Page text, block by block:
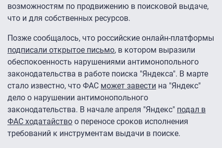
возможностям по продвижению в поисковой выдаче,
что и для собственных ресурсов.
Позже сообщалось, что российские онлайн-платформы
подписали открытое письмо, в котором выразили
обеспокоенность нарушениями антимонопольного
законодательства в работе поиска "Яндекса". В марте
стало известно, что ФАС может завести на "Яндекс"
дело о нарушении антимонопольного
законодательства. В начале апреля "Яндекс" подал в
ФАС ходатайство о переносе сроков исполнения
требований к инструментам выдачи в поиске.